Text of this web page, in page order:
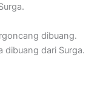
dibuang.
dibuang dari Surga.